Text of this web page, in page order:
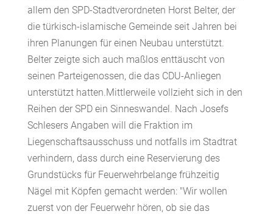
allem den SPD-Stadtverordneten Horst Belter, der
die türkisch-islamische Gemeinde seit Jahren bei
ihren Planungen für einen Neubau unterstützt.
Belter zeigte sich auch maßlos enttäuscht von
seinen Parteigenossen, die das CDU-Anliegen
unterstützt hatten.Mittlerweile vollzieht sich in den
Reihen der SPD ein Sinneswandel. Nach Josefs
Schlesers Angaben will die Fraktion im
Liegenschaftsausschuss und notfalls im Stadtrat
verhindern, dass durch eine Reservierung des
Grundstücks für Feuerwehrbelange frühzeitig
Nägel mit Köpfen gemacht werden: "Wir wollen
zuerst von der Feuerwehr hören, ob sie das